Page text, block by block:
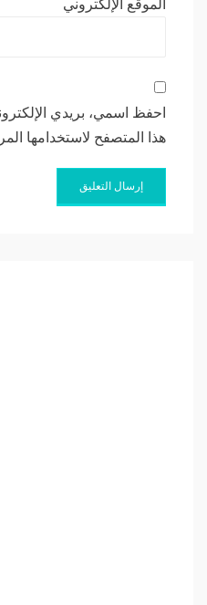
الموقع الإلكتروني
احفظ اسمي، بريدي
هذا المتصفح لاستخدامها